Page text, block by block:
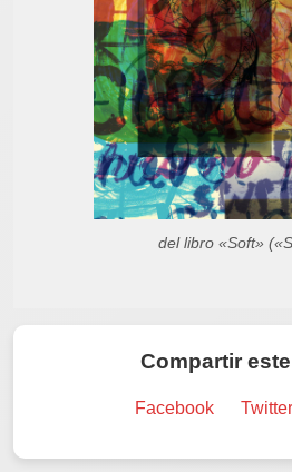
del libro «Soft»
Compartir
Facebook Twitter